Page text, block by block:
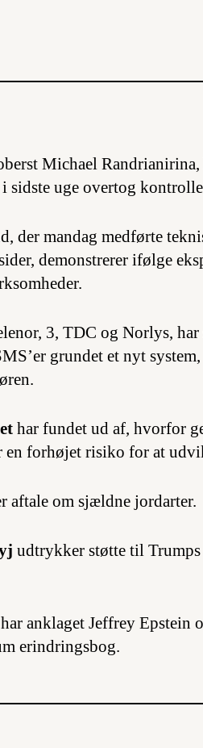
Michael
sidste uge overtog
der mandag medførte
demonstrerer ifølge
3, TDC og Norlys,
grundet et nyt
har fundet ud af, hvorfor
en forhøjet risiko for at
aftale om sjældne jordarter.
udtrykker støtte til
anklaget Jeffrey Epstein
erindringsbog.